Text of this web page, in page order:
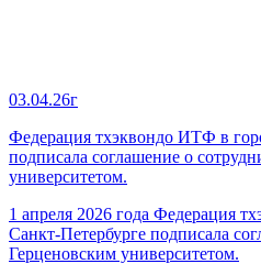
03.04.26г
Федерация тхэквондо ИТФ в
подписала соглашение о
университетом.
1 апреля 2026 года Федерация
Санкт-Петербурге подписала
Герценовским университетом.